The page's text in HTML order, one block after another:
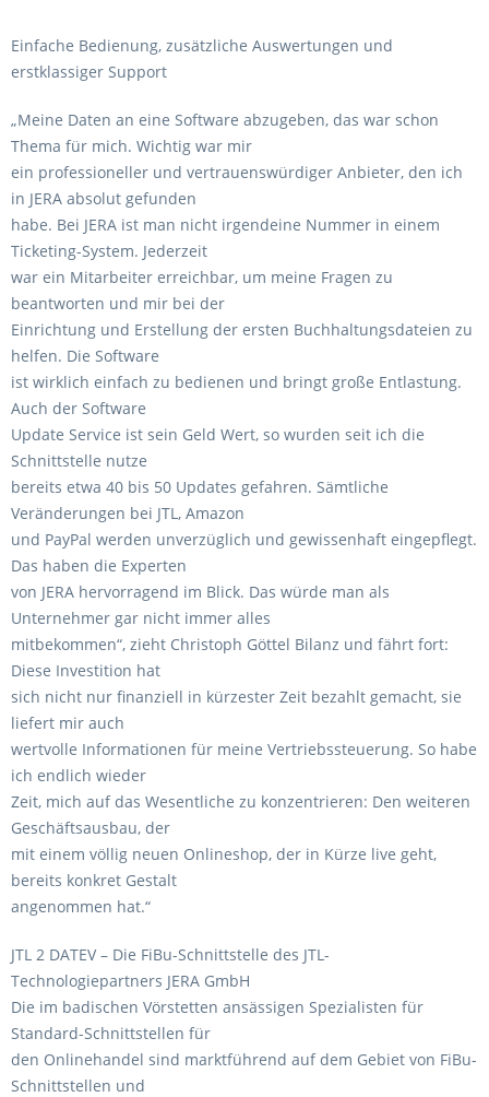
Einfache Bedienung, zusätzliche Auswertungen und
erstklassiger Support
„Meine Daten an eine Software abzugeben, das war schon
Thema für mich. Wichtig war mir
ein professioneller und vertrauenswürdiger Anbieter, den ich
in JERA absolut gefunden
habe. Bei JERA ist man nicht irgendeine Nummer in einem
Ticketing-System. Jederzeit
war ein Mitarbeiter erreichbar, um meine Fragen zu
beantworten und mir bei der
Einrichtung und Erstellung der ersten Buchhaltungsdateien zu
helfen. Die Software
ist wirklich einfach zu bedienen und bringt große Entlastung.
Auch der Software
Update Service ist sein Geld Wert, so wurden seit ich die
Schnittstelle nutze
bereits etwa 40 bis 50 Updates gefahren. Sämtliche
Veränderungen bei JTL, Amazon
und PayPal werden unverzüglich und gewissenhaft eingepflegt.
Das haben die Experten
von JERA hervorragend im Blick. Das würde man als
Unternehmer gar nicht immer alles
mitbekommen“, zieht Christoph Göttel Bilanz und fährt fort:
Diese Investition hat
sich nicht nur finanziell in kürzester Zeit bezahlt gemacht, sie
liefert mir auch
wertvolle Informationen für meine Vertriebssteuerung. So habe
ich endlich wieder
Zeit, mich auf das Wesentliche zu konzentrieren: Den weiteren
Geschäftsausbau, der
mit einem völlig neuen Onlineshop, der in Kürze live geht,
bereits konkret Gestalt
angenommen hat.“
JTL 2 DATEV – Die FiBu-Schnittstelle des JTL-
Technologiepartners JERA GmbH
Die im badischen Vörstetten ansässigen Spezialisten für
Standard-Schnittstellen für
den Onlinehandel sind marktführend auf dem Gebiet von FiBu-
Schnittstellen und